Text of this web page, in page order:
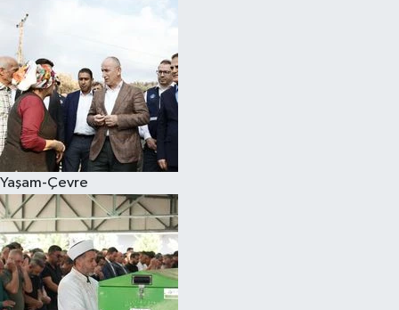
Yaşam-Çevre
Kültür Sanat
Sağlık
Siyaset
Teknoloji
Televizyon
Yaşam-Çevre